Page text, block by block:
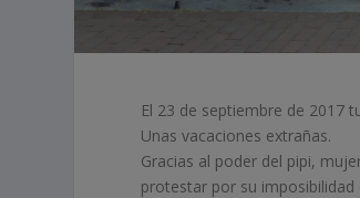
El 23 de septiembre de 2017
Unas vacaciones extrañas.
Gracias al poder del pipi,
protestar por su